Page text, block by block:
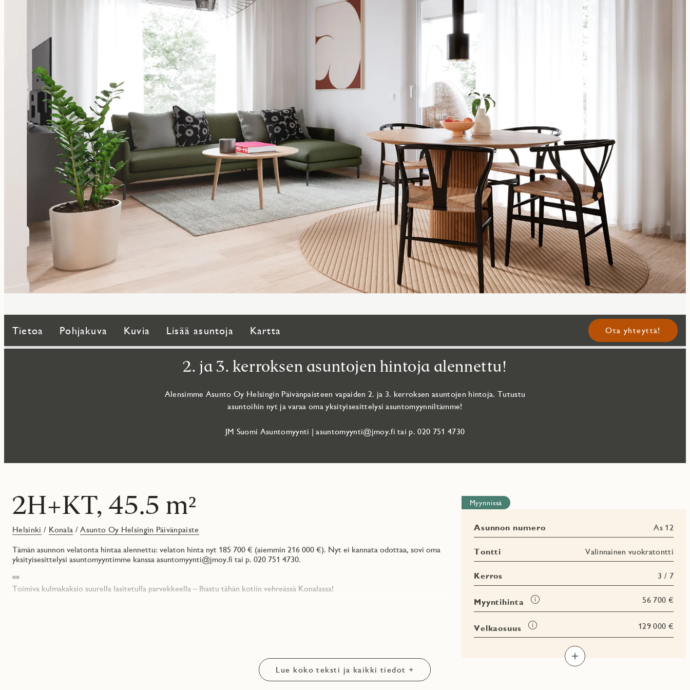
Tietoa Pohjakuva Kuvia Lisää asuntoja Kartta Ota yhteyttä!
2. ja 3. kerroksen asuntojen hintoja alennettu!
Alensimme Asunto Oy Helsingin Päivänpaisteen vapaiden 2. ja 3. kerroksen asuntojen hintoja. Tutustu
asuntoihin nyt ja varaa oma yksityisesittelysi asuntomyynniltämme!
JM Suomi Asuntomyynti | asuntomyynti@jmoy.fi tai p. 020 751 4730‬
2H+KT, 45.5 m²
Helsinki / Konala /Asunto Oy Helsingin Päivänpaiste
Tämän asunnon velatonta hintaa alennettu: velaton hinta nyt 185 700 € (aiemmin 216 000 €). Nyt ei kannata odottaa, sovi oma
yksityisesittelysi asuntomyyntimme kanssa asuntomyynti@jmoy.fi tai p. 020 751 4730.
**
Toimiva kulmakaksio suurella lasitetulla parvekkeella – Ihastu tähän kotiin vehreässä Konalassa!
rakennettu Joutsenmerkin kriteerien mukaisesti ja asuntojen energialuokka on A.​ Lue lisää jmoy.fi/paivanpaiste
Huomaathan, että ilmoituksen kuvat ovat visualisointeja eivätkä välttämättä vastaa juuri tämän asunnon pohjakuvaa.
Myynnissä
Asunnon numero As 12
Tontti Valinnainen vuokratontti
Kerros 3 / 7
Myyntihinta
Tooltip 56 700 €
Velkaosuus
Tooltip 129 000 €
Lue koko teksti ja kaikki tiedot +